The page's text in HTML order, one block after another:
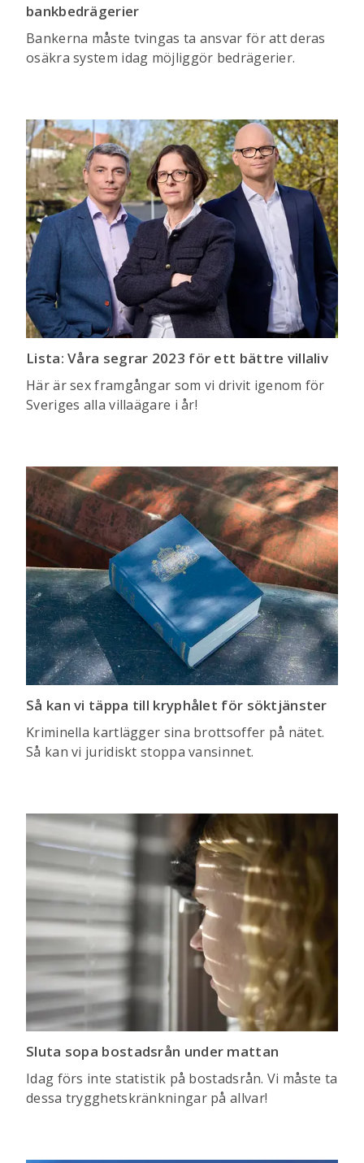
bankbedrägerier
Bankerna måste tvingas ta ansvar för att deras
osäkra system idag möjliggör bedrägerier.
Lista: Våra segrar 2023 för ett bättre villaliv
Här är sex framgångar som vi drivit igenom för
Sveriges alla villaägare i år!
Så kan vi täppa till kryphålet för söktjänster
Kriminella kartlägger sina brottsoffer på nätet.
Så kan vi juridiskt stoppa vansinnet.
Sluta sopa bostadsrån under mattan
Idag förs inte statistik på bostadsrån. Vi måste ta
dessa trygghetskränkningar på allvar!